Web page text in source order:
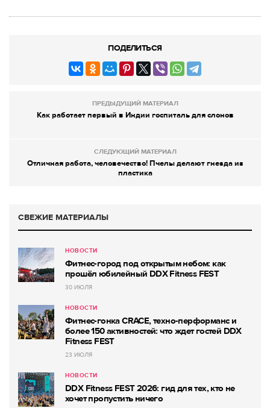
ПОДЕЛИТЬСЯ
ПРЕДЫДУЩИЙ МАТЕРИАЛ
Как работает первый в Индии госпиталь для слонов
СЛЕДУЮЩИЙ МАТЕРИАЛ
Отличная работа, человечество! Пчелы делают гнезда из
пластика
СВЕЖИЕ МАТЕРИАЛЫ
НОВОСТИ
Фитнес-город под открытым небом: как
прошёл юбилейный DDX Fitness FEST
30 ИЮЛЯ
НОВОСТИ
Фитнес-гонка CRACE, техно-перформанс и
более 150 активностей: что ждет гостей DDX
Fitness FEST
23 ИЮЛЯ
НОВОСТИ
DDX Fitness FEST 2026: гид для тех, кто не
хочет пропустить ничего